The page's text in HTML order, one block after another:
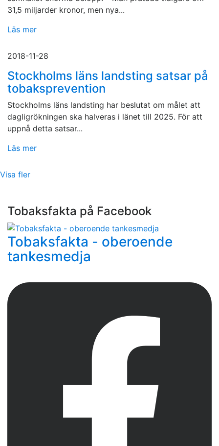
31,5 miljarder kronor, men nya...
Läs mer
2018-11-28
Stockholms läns landsting satsar på
tobaksprevention
Stockholms läns landsting har beslutat om målet att
dagligrökningen ska halveras i länet till 2025. För att
uppnå detta satsar...
Läs mer
Visa fler
Tobaksfakta på Facebook
Tobaksfakta - oberoende
tankesmedja